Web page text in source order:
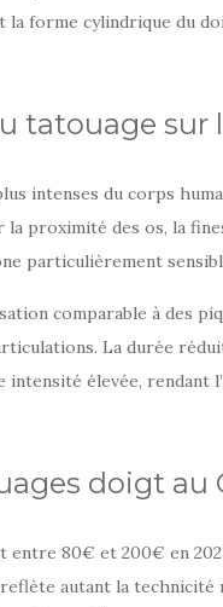
forme cylindrique du
tatouage sur
intenses du corps
proximité des os, la
particulièrement
comparable à des
La durée
élevée, rendant
doigt au
entre 80€ et 200€ en
autant la technicité